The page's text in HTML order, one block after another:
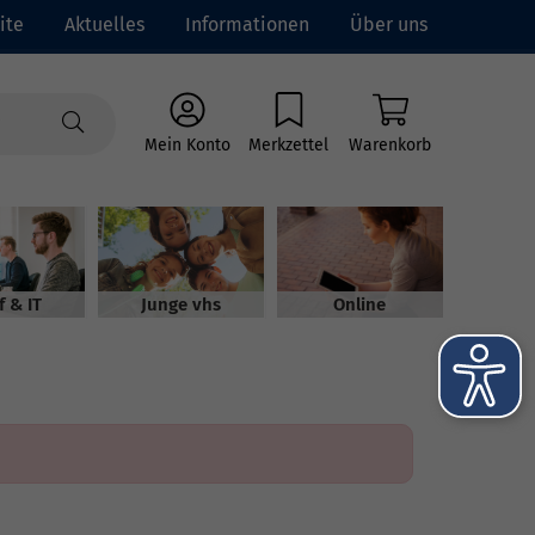
Aktuelles Informationen Über uns
Mein Konto Merkzettel Warenkorb
& IT Junge vhs Online